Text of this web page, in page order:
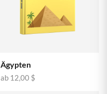
Ägypten
ab 12,00 $